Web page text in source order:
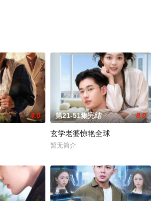
4.0 第21-51集完结 8.0
玄学老婆惊艳全球
暂无简介